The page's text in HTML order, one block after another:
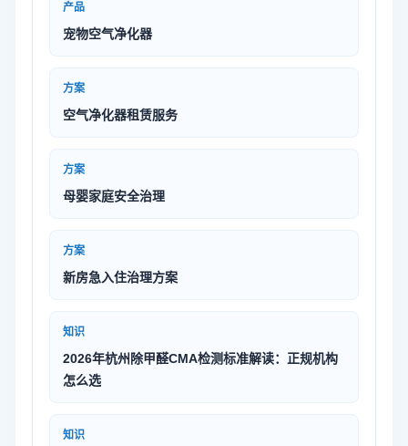
产品
宠物空气净化器
方案
空气净化器租赁服务
方案
母婴家庭安全治理
方案
新房急入住治理方案
知识
2026年杭州除甲醛CMA检测标准解读：正规机构
怎么选
知识